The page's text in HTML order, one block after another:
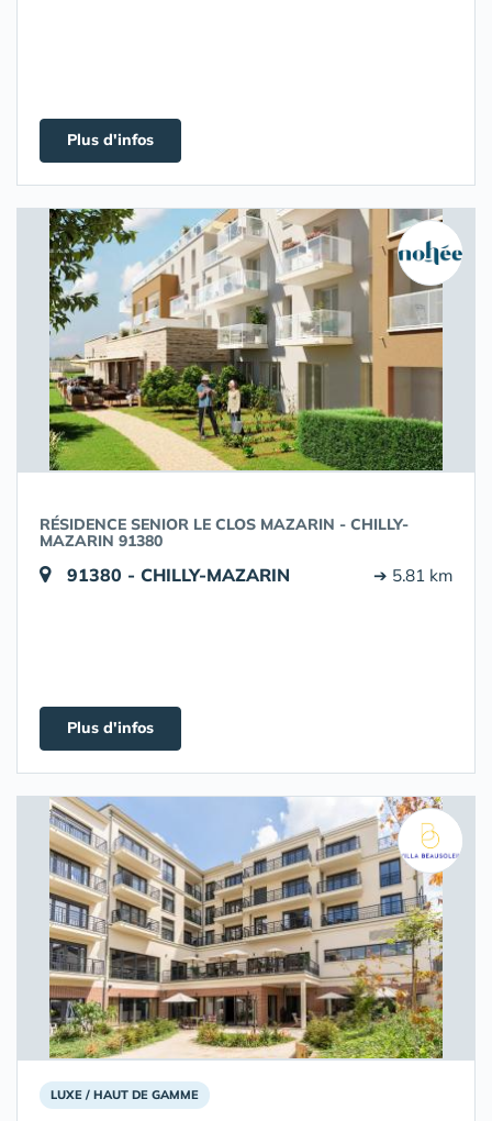
Plus d'infos
RÉSIDENCE SENIOR LE CLOS MAZARIN - CHILLY-
MAZARIN 91380
91380 - CHILLY-MAZARIN ➔ 5.81 km
Plus d'infos
LUXE / HAUT DE GAMME